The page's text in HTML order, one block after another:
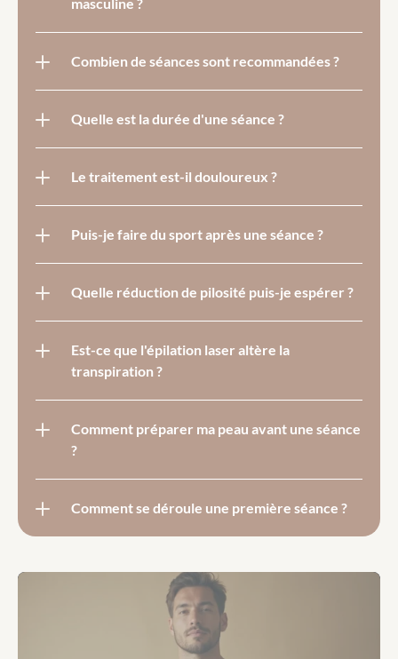
Combien de séances sont recommandées ?
Le traitement est-il douloureux ?
Puis-je faire du sport après une séance ?
Est-ce que l'épilation laser altère la
transpiration ?
Comment préparer ma peau avant une séance
?
Comment se déroule une première séance ?